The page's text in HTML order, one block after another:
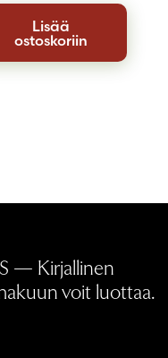
Lisää
ostoskoriin
— Kirjallinen
voit luottaa.